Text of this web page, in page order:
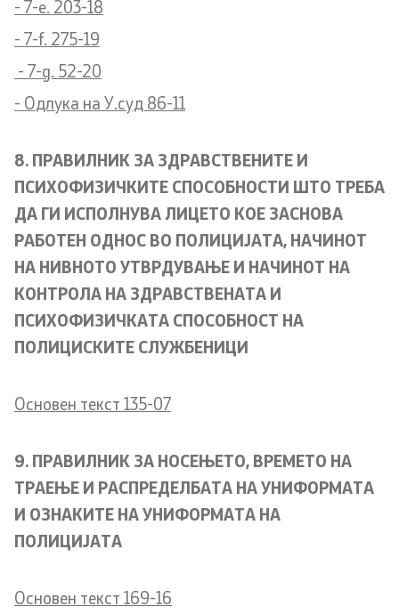
- 7-e. 203-18
- 7-f. 275-19
- 7-g. 52-20
- Одлука на У.суд 86-11
8. ПРАВИЛНИК ЗА ЗДРАВСТВЕНИТЕ И
ПСИХОФИЗИЧКИТЕ СПОСОБНОСТИ ШТО ТРЕБА
ДА ГИ ИСПОЛНУВА ЛИЦЕТО КОЕ ЗАСНОВА
РАБОТЕН ОДНОС ВО ПОЛИЦИЈАТА, НАЧИНОТ
НА НИВНОТО УТВРДУВАЊЕ И НАЧИНОТ НА
КОНТРОЛА НА ЗДРАВСТВЕНАТА И
ПСИХОФИЗИЧКАТА СПОСОБНОСТ НА
ПОЛИЦИСКИТЕ СЛУЖБЕНИЦИ
Основен текст 135-07
9. ПРАВИЛНИК ЗА НОСЕЊЕТО, ВРЕМЕТО НА
ТРАЕЊЕ И РАСПРЕДЕЛБАТА НА УНИФОРМАТА
И ОЗНАКИТЕ НА УНИФОРМАТА НА
ПОЛИЦИЈАТА
Основен текст 169-16